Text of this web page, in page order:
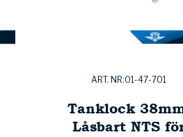
ART. NR:01-47-701
Tanklock
Låsbart NTS